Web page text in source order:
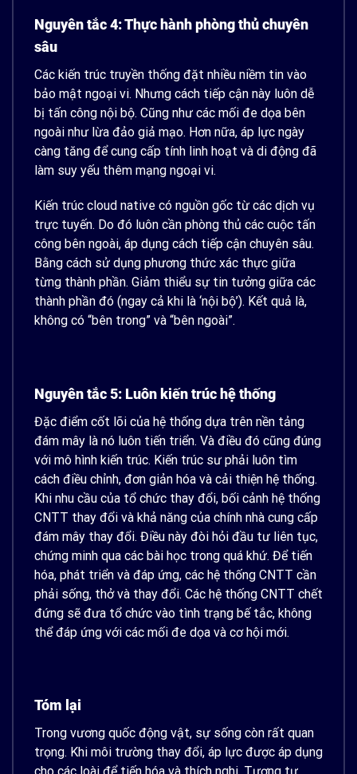
Nguyên tắc 4: Thực hành phòng thủ chuyên
sâu
Các kiến ​​trúc truyền thống đặt nhiều niềm tin vào
bảo mật ngoại vi. Nhưng cách tiếp cận này luôn dễ
bị tấn công nội bộ. Cũng như các mối đe dọa bên
ngoài như lừa đảo giả mạo. Hơn nữa, áp lực ngày
càng tăng để cung cấp tính linh hoạt và di động đã
làm suy yếu thêm mạng ngoại vi.
Kiến trúc cloud native có nguồn gốc từ các dịch vụ
trực tuyến. Do đó luôn cần phòng thủ các cuộc tấn
công bên ngoài, áp dụng cách tiếp cận chuyên sâu.
Bằng cách sử dụng phương thức xác thực giữa
từng thành phần. Giảm thiểu sự tin tưởng giữa các
thành phần đó (ngay cả khi là ‘nội bộ’). Kết quả là,
không có “bên trong” và “bên ngoài”.
Nguyên tắc 5: Luôn kiến trúc hệ thống
Đặc điểm cốt lõi của hệ thống dựa trên nền tảng
đám mây là nó luôn tiến triển. Và điều đó cũng đúng
với mô hình kiến ​​trúc. Kiến trúc sư phải luôn tìm
cách điều chỉnh, đơn giản hóa và cải thiện hệ thống.
Khi nhu cầu của tổ chức thay đổi, bối cảnh hệ thống
CNTT thay đổi và khả năng của chính nhà cung cấp
đám mây thay đổi. Điều này đòi hỏi đầu tư liên tục,
chứng minh qua các bài học trong quá khứ. Để tiến
hóa, phát triển và đáp ứng, các hệ thống CNTT cần
phải sống, thở và thay đổi. Các hệ thống CNTT chết
đứng sẽ đưa tổ chức vào tình trạng bế tắc, không
thể đáp ứng với các mối đe dọa và cơ hội mới.
Tóm lại
Trong vương quốc động vật, sự sống còn rất quan
trọng. Khi môi trường thay đổi, áp lực được áp dụng